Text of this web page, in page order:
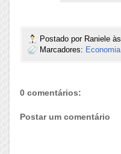
Postado por Raniele às
Marcadores: Economia
0 comentários:
Postar um comentário